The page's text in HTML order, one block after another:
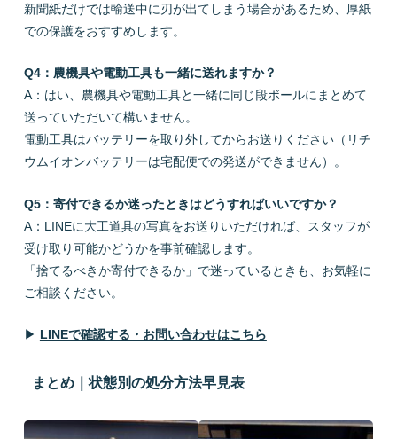
新聞紙だけでは輸送中に刃が出てしまう場合があるため、厚紙
での保護をおすすめします。
Q4：農機具や電動工具も一緒に送れますか？
A：はい、農機具や電動工具と一緒に同じ段ボールにまとめて
送っていただいて構いません。
電動工具はバッテリーを取り外してからお送りください（リチ
ウムイオンバッテリーは宅配便での発送ができません）。
Q5：寄付できるか迷ったときはどうすればいいですか？
A：LINEに大工道具の写真をお送りいただければ、スタッフが
受け取り可能かどうかを事前確認します。
「捨てるべきか寄付できるか」で迷っているときも、お気軽に
ご相談ください。
▶ LINEで確認する・お問い合わせはこちら
まとめ｜状態別の処分方法早見表